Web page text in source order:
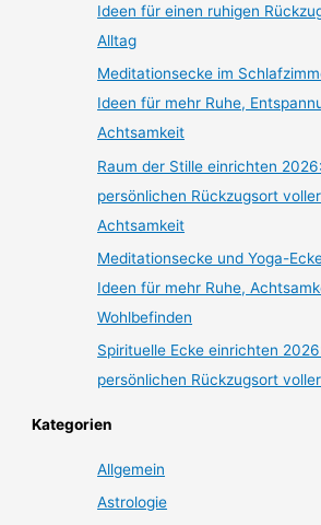
Ideen für einen ruhigen
Alltag
Meditationsecke im
Ideen für mehr Ruhe,
Achtsamkeit
Raum der Stille einrichten
persönlichen Rückzugsort
Achtsamkeit
Meditationsecke und Yoga-
Ideen für mehr Ruhe,
Wohlbefinden
Spirituelle Ecke einrichten
persönlichen Rückzugsort
Kategorien
Allgemein
Astrologie